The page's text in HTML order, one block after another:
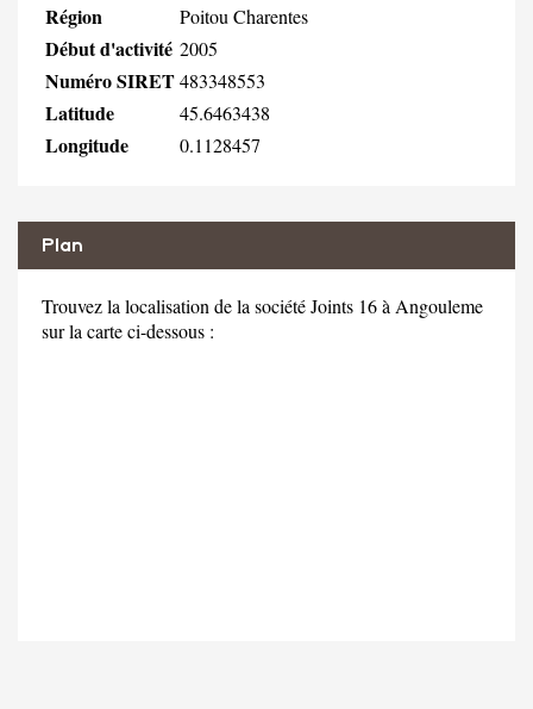
Région Poitou Charentes
Début d'activité 2005
Numéro SIRET483348553
Latitude 45.6463438
Longitude 0.1128457
Plan
Trouvez la localisation de la société Joints 16 à Angouleme
sur la carte ci-dessous :